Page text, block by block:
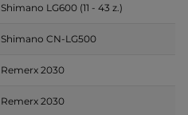
Shimano LG600 (11 - 43 z.)
Shimano CN-LG500
Remerx 2030
Remerx 2030